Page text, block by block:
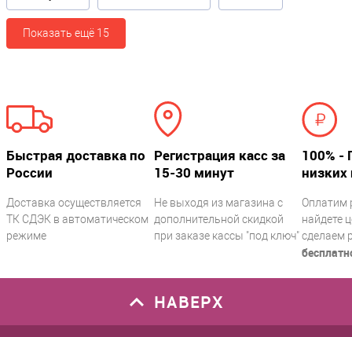
Показать ещё 15
Быстрая доставка по
России
Доставка осуществляется
ТК СДЭК в автоматическом
режиме
Регистрация касс за
15-30 минут
Не выходя из магазина с
дополнительной скидкой
при заказе кассы "под ключ"
100% -
низких
Оплатим
найдете
сделаем
НАВЕРХ